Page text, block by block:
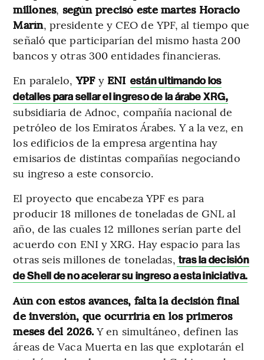
millones, según precisó este martes Horacio
Marín, presidente y CEO de YPF, al tiempo que
señaló que participarían del mismo hasta 200
bancos y otras 300 entidades financieras.
En paralelo,YPF y ENI están ultimando los
detalles para sellar el ingreso de la árabe XRG,
subsidiaria de Adnoc, compañía nacional de
petróleo de los Emiratos Árabes. Y a la vez, en
los edificios de la empresa argentina hay
emisarios de distintas compañías negociando
su ingreso a este consorcio.
El proyecto que encabeza YPF es para
producir 18 millones de toneladas de GNL al
año, de las cuales 12 millones serían parte del
acuerdo con ENI y XRG. Hay espacio para las
otras seis millones de toneladas, tras la decisión
de Shell de no acelerar su ingreso a esta iniciativa.
Aún con estos avances, falta la decisión final
de inversión, que ocurriría en los primeros
meses del 2026. Y en simultáneo, definen las
áreas de Vaca Muerta en las que explotarán el